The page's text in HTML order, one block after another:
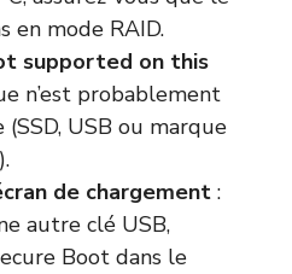
en mode RAID.
supported on this
n’est probablement
USB ou marque
de chargement :
autre clé USB,
Boot dans le